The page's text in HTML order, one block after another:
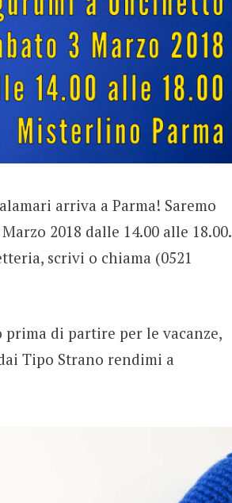
arriva a Parma! Saremo
2018 dalle 14.00 alle 18.00.
scrivi o chiama (0521
di partire per le vacanze,
Tipo Strano rendimi a